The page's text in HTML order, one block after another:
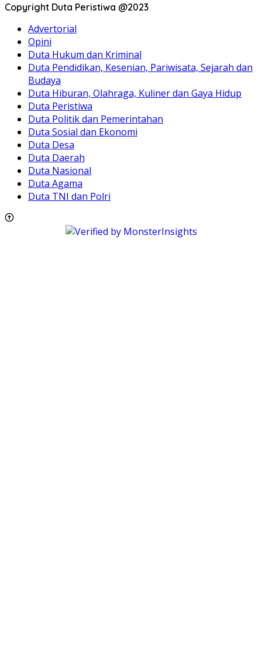
Copyright Duta Peristiwa @2023
Advertorial
Opini
Duta Hukum dan Kriminal
Duta Pendidikan, Kesenian, Pariwisata, Sejarah dan
Budaya
Duta Hiburan, Olahraga, Kuliner dan Gaya Hidup
Duta Peristiwa
Duta Politik dan Pemerintahan
Duta Sosial dan Ekonomi
Duta Desa
Duta Daerah
Duta Nasional
Duta Agama
Duta TNI dan Polri